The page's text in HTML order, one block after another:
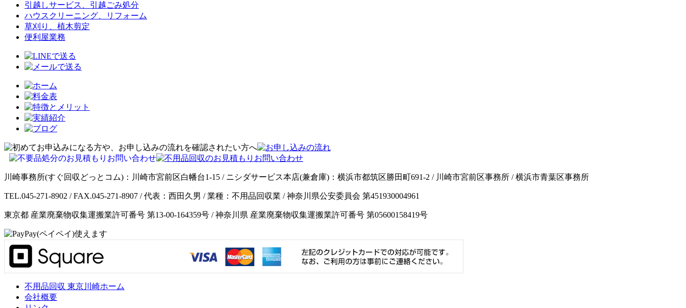
引越しサービス、引越ごみ処分
ハウスクリーニング、リフォーム
草刈り、植木剪定
便利屋業務
川崎事務所(すぐ回収どっとコム)：川崎市宮前区白幡台1-15 / ニシダサービス本店(兼倉庫)：横浜市都筑区勝田町691-2 / 川崎市宮前区事務所 / 横浜市青葉区事務所
TEL.045-271-8902 / FAX.045-271-8907 / 代表：西田久男 / 業種：不用品回収業 / 神奈川県公安委員会 第451930004961
東京都 産業廃棄物収集運搬業許可番号 第13-00-164359号 / 神奈川県 産業廃棄物収集運搬業許可番号 第05600158419号
不用品回収 東京川崎ホーム
会社概要